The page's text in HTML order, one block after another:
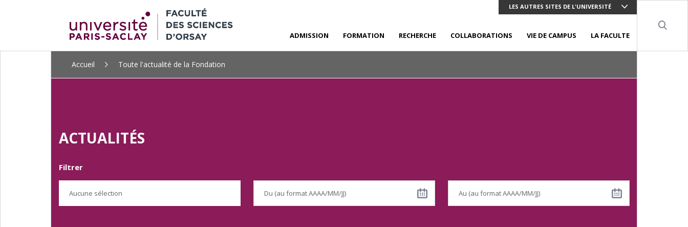
LES AUTRES SITES DE L'UNIVERSITÉ
ADMISSION FORMATION RECHERCHE COLLABORATIONS VIE DE CAMPUS LA FACULTE
Accueil Toute l'actualité de la Fondation
ACTUALITÉS
Filtrer
Aucune sélection